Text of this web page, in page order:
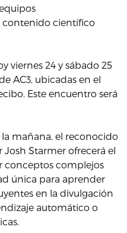
contenido científico
viernes 24 y sábado 25
AC3, ubicadas en el
Este encuentro será
la mañana, el reconocido
Starmer ofrecerá el
conceptos complejos
única para aprender
en la divulgación
automático o